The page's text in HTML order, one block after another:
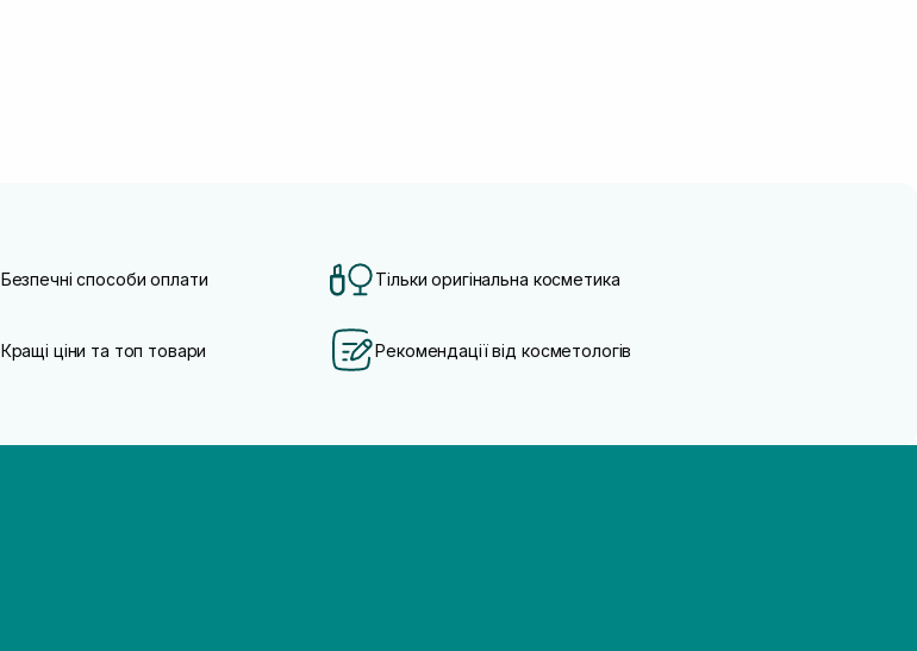
Безпечні способи оплати Тільки оригінальна косметика
Кращі ціни та топ товари Рекомендації від косметологів